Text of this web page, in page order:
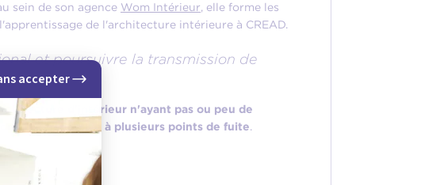
sein de son agence Wom Intérieur, elle forme les
de l'architecture intérieure à CREAD.
et poursuivre la transmission de
d'intérieur n'ayant pas ou peu de
de perspective à plusieurs points de fuite.